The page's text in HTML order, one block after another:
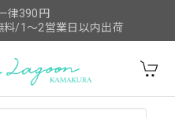
律390円
料/1～2営業日以内出荷